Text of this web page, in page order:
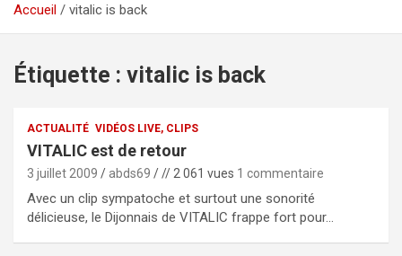
Accueil
vitalic is back
Étiquette : vitalic is back
ACTUALITÉ VIDÉOS LIVE, CLIPS
VITALIC est de retour
3 juillet 2009 abds69 // 2 061 vues 1 commentaire
Avec un clip sympatoche et surtout une sonorité
délicieuse, le Dijonnais de VITALIC frappe fort pour…